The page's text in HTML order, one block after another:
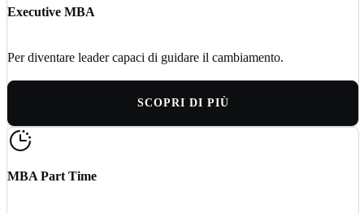
Executive MBA
Per diventare leader capaci di guidare il cambiamento.
SCOPRI DI PIÙ
MBA Part Time